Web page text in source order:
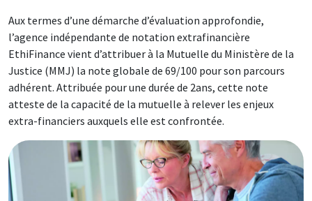
Aux termes d’une démarche d’évaluation approfondie,
l’agence indépendante de notation extrafinancière
EthiFinance vient d’attribuer à la Mutuelle du Ministère de la
Justice (MMJ) la note globale de 69/100 pour son parcours
adhérent. Attribuée pour une durée de 2ans, cette note
atteste de la capacité de la mutuelle à relever les enjeux
extra-financiers auxquels elle est confrontée.
Image